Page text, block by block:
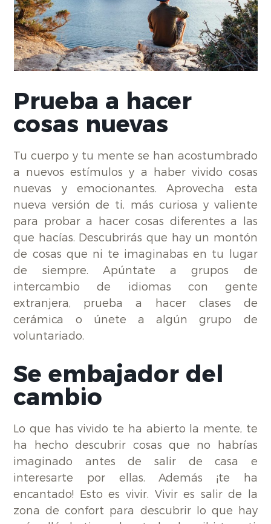
Prueba a hacer
cosas nuevas
Tu cuerpo y tu mente se han acostumbrado
a nuevos estímulos y a haber vivido cosas
nuevas y emocionantes. Aprovecha esta
nueva versión de ti, más curiosa y valiente
para probar a hacer cosas diferentes a las
que hacías. Descubrirás que hay un montón
de cosas que ni te imaginabas en tu lugar
de siempre. Apúntate a grupos de
intercambio de idiomas con gente
extranjera, prueba a hacer clases de
cerámica o únete a algún grupo de
voluntariado.
Se embajador del
cambio
Lo que has vivido te ha abierto la mente, te
ha hecho descubrir cosas que no habrías
imaginado antes de salir de casa e
interesarte por ellas. Además ¡te ha
encantado! Esto es vivir. Vivir es salir de la
zona de confort para descubrir lo que hay